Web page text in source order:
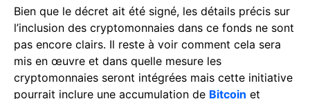
Bien que le décret ait été signé, les détails précis sur
l’inclusion des cryptomonnaies dans ce fonds ne sont
pas encore clairs. Il reste à voir comment cela sera
mis en œuvre et dans quelle mesure les
cryptomonnaies seront intégrées mais cette initiative
pourrait inclure une accumulation de Bitcoin et